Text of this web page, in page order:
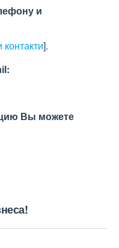
и
контакти].
Вы можете